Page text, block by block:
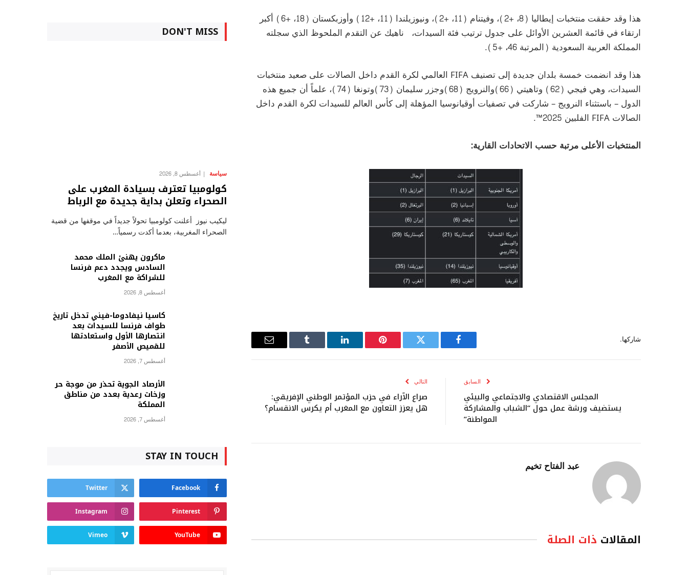
هذا وقد حققت منتخبات إيطاليا (8، +2)، وفيتنام (11، +2)، ونيوزيلندا (11، +12) وأوزبكستان (18، +6) أكبر
ارتقاء في قائمة العشرين الأوائل على جدول ترتيب فئة السيدات، ناهيك عن التقدم الملحوظ الذي سجلته
المملكة العربية السعودية (المرتبة 46، +5).
هذا وقد انضمت خمسة بلدان جديدة إلى تصنيف FIFA العالمي لكرة القدم داخل الصالات على صعيد منتخبات
السيدات، وهي فيجي (62) وتاهيتي (66)والنرويج (68)وجزر سليمان (73)وتونغا (74)، علماً أن جميع هذه
الدول – باستثناء النرويج – شاركت في تصفيات أوقيانوسيا المؤهلة إلى كأس العالم للسيدات لكرة القدم داخل
الصالات FIFA الفلبين 2025™.
المنتخبات الأعلى مرتبة حسب الاتحادات القارية:
شاركها.
فيسبوك تويتر بينتيريستلينكدإن Tumblr
البريد
السابق
المجلس الاقتصادي والاجتماعي والبيئي
يستضيف ورشة عمل حول “الشباب والمشاركة
المواطنة”
التالي
صراع الآراء في حزب المؤتمر الوطني الإفريقي:
هل يعزز التعاون مع المغرب أم يكرس الانقسام؟
عبد الفتاح تخيم
المقالات ذات الصلة
DON'T MISS
سياسة أغسطس 8, 2026
كولومبيا تعترف بسيادة المغرب على
الصحراء وتعلن بداية جديدة مع الرباط
ليكيب نيوز أعلنت كولومبيا تحولاً جديداً في موقفها من قضية
الصحراء المغربية، بعدما أكدت رسمياً…
ماكرون يهنئ الملك محمد
السادس ويجدد دعم فرنسا
للشراكة مع المغرب
أغسطس 8, 2026
كاسيا نيفادوما-فيني تدخل تاريخ
طواف فرنسا للسيدات بعد
انتصارها الأول واستعادتها
للقميص الأصفر
أغسطس 7, 2026
الأرصاد الجوية تحذر من موجة حر
وزخات رعدية بعدد من مناطق
المملكة
أغسطس 7, 2026
STAY IN TOUCH
Facebook
Twitter
Pinterest
Instagram
YouTube
Vimeo